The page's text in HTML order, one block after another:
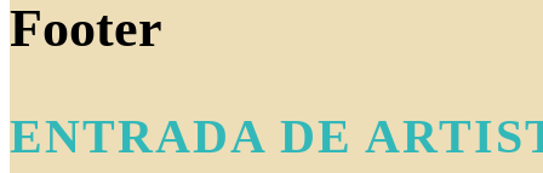
Footer
ENTRADA DE